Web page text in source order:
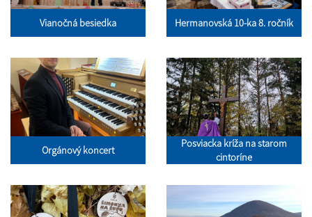
Vianočná besiedka Hermanovská 10-ka 8. ročník
Orgánový koncert
Posviacka kríža na starom
cintoríne